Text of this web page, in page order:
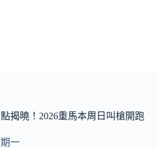
揭曉！2026重馬本周日叫槍開跑
一